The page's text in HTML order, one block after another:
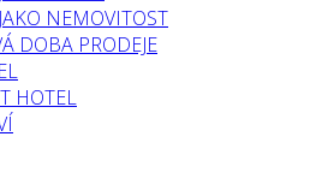
NEMOVITOST
DOBA PRODEJE
HOTEL